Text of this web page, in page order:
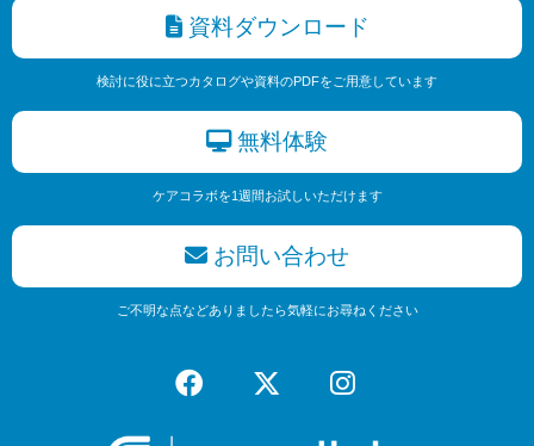
資料ダウンロード
検討に役に立つカタログや資料のPDFをご用意しています
無料体験
ケアコラボを1週間お試しいただけます
お問い合わせ
ご不明な点などありましたら気軽にお尋ねください